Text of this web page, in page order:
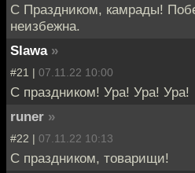
С Праздником, камрады!
неизбежна.
Slawa »
#21 | 07.11.22 10:00
С праздником! Ура! Ура! Ура!
runer »
#22 | 07.11.22 10:13
С праздником, товарищи!